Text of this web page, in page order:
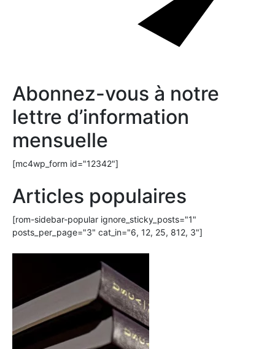
Abonnez-vous à notre
lettre d’information
mensuelle
[mc4wp_form id="12342"]
Articles populaires
[rom-sidebar-popular ignore_sticky_posts="1"
posts_per_page="3" cat_in="6, 12, 25, 812, 3"]